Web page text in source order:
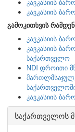
კავკასიის
კავკასიის
გამოკითხვის
კავკასიის
კავკასიის
საქართველო
NDI დროითი
კავკასიის
საქართველოს